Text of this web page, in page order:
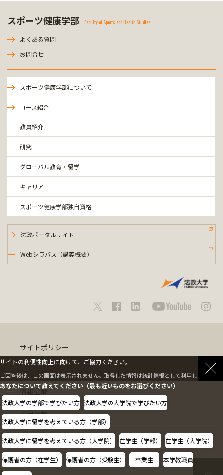
スポーツ健康学部 Faculty of Sports and Health Studies
よくある質問
お問合せ
スポーツ健康学部について
コース紹介
教員紹介
研究
グローバル教育・留学
キャリア
スポーツ健康学部独自資格
法政ポータルサイト
Webシラバス（講義概要）
サイトポリシー
情報公開
採用情報
教職員の方へ
サイトの利便性向上に向けて、ご協力ください。
ご回答後は、この画面は表示されません。取得した情報は統計情報として利用します。
あなたについて教えてください（最も近いものをお選びください）
法政大学の学部で学びたい方 法政大学の大学院で学びたい方
法政大学に留学を考えている方（学部）
法政大学に留学を考えている方（大学院） 在学生（学部） 在学生（大学院）
保護者の方（在学生） 保護者の方（受験生） 卒業生 本学教職員